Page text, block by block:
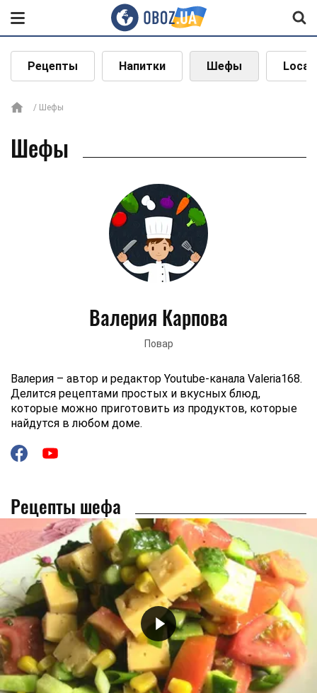
Рецепты Напитки Шефы Local
Шефы
Шефы
Валерия Карпова
Повар
Валерия – автор и редактор Youtube-канала Valeria168.
Делится рецептами простых и вкусных блюд,
которые можно приготовить из продуктов, которые
найдутся в любом доме.
Рецепты шефа